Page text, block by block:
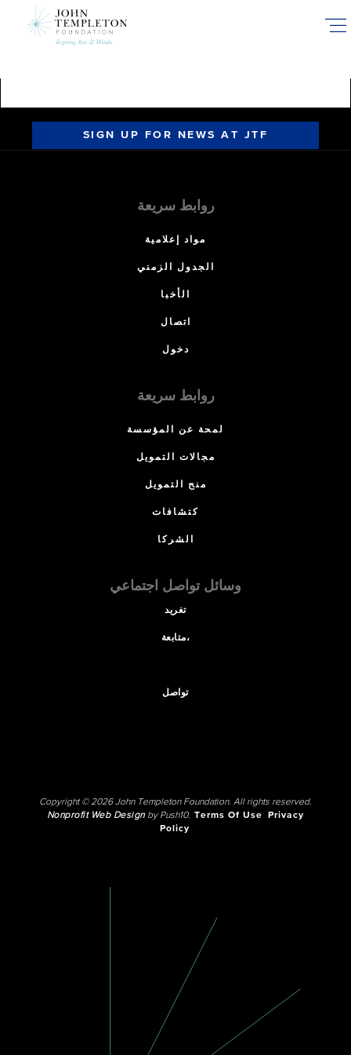
SIGN UP FOR NEWS AT JTF
روابط سريعة
مواد إعلامية
الجدول الزمني
الأخبا
اتصال
دخول
روابط سريعة
لمحة عن المؤسسة
مجالات التمويل
منح التمويل
كتشافات
الشركا
وسائل تواصل اجتماعي
تغريد
متابعة،
تواصل
Copyright © 2026 John Templeton Foundation. All rights reserved.
Nonprofit Web Designby Push10. Terms Of Use
Privacy
Policy